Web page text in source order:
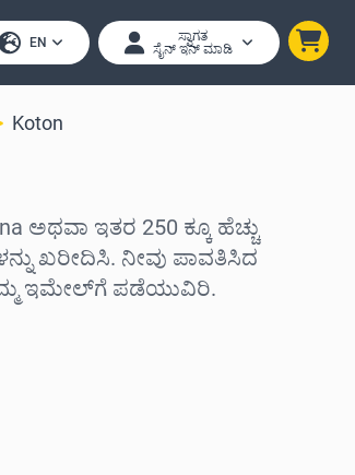
EN
ಸ್ವಾಗತ
ಸೈನ್ ಇನ್ ಮಾಡಿ
Koton
ಅಥವಾ ಇತರ 250 ಕ್ಕೂ ಹೆಚ್ಚು
ಖರೀದಿಸಿ. ನೀವು ಪಾವತಿಸಿದ
ಇಮೇಲ್‌ಗೆ ಪಡೆಯುವಿರಿ.